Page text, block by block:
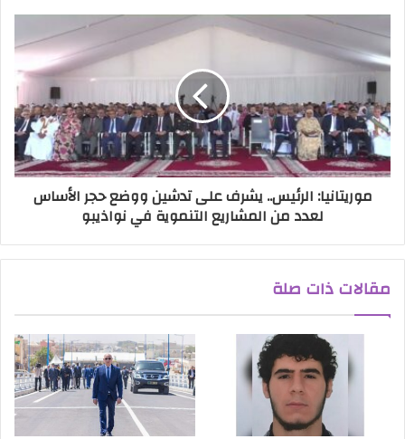
موريتانيا: الرئيس.. يشرف على تدشين ووضع حجر الأساس
لعدد من المشاريع التنموية في نواذيبو
مقالات ذات صلة